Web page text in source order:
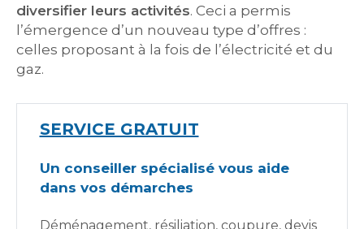
diversifier leurs activités. Ceci a permis
l’émergence d’un nouveau type d’offres :
celles proposant à la fois de l’électricité et du
gaz.
SERVICE GRATUIT
Un conseiller spécialisé vous aide
dans vos démarches
Déménagement, résiliation, coupure, devis